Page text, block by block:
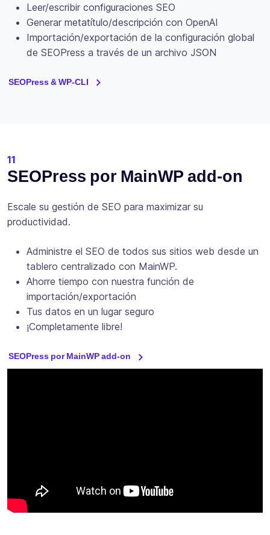
Leer/escribir configuraciones SEO
Generar metatítulo/descripción con OpenAI
Importación/exportación de la configuración global
de SEOPress a través de un archivo JSON
SEOPress & WP-CLI
11
SEOPress por MainWP add-on
Escale su gestión de SEO para maximizar su
productividad.
Administre el SEO de todos sus sitios web desde un
tablero centralizado con MainWP.
Ahorre tiempo con nuestra función de
importación/exportación
Tus datos en un lugar seguro
¡Completamente libre!
SEOPress por MainWP add-on